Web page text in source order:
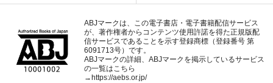
ABJマークは、この電子書店・電子書籍配信サービス
が、著作権者からコンテンツ使用許諾を得た正規版配
信サービスであることを示す登録商標（登録番号 第
6091713号）です。
ABJマークの詳細、ABJマークを掲示しているサービス
の一覧はこちら
→ https://aebs.or.jp/